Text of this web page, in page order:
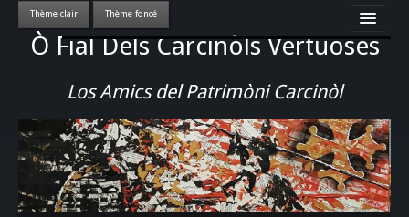
Ò Fial Dels Carcinòls Vertuoses
Los Amics del Patrimòni Carcinòl
Accueil
LES QUERCYNOIS & LEUR CULTURE
PATRIMOINE
GASTRONOMIE
ACTUALITE-CULTURE-EVENEMENTS LOCAUX